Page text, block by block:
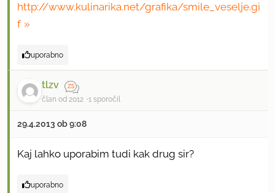
http://www.kulinarika.net/grafika/smile_veselje.gi
f
uporabno
tlzv
član od 2012 1 sporočil
29.4.2013 ob 9:08
Kaj lahko uporabim tudi kak drug sir?
uporabno